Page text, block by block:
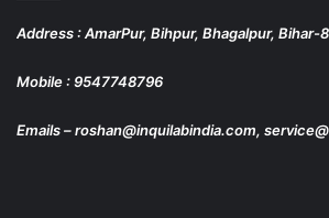
Address : AmarPur, Bihpur, Bhagalpur, Bihar-
Mobile : 9547748796
Emails – roshan@inquilabindia.com,